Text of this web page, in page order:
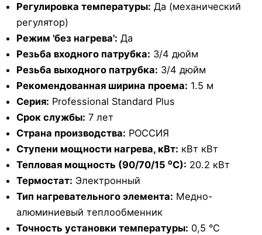
Регулировка температуры: Да (механический
регулятор)
Режим 'без нагрева': Да
Резьба входного патрубка: 3/4 дюйм
Резьба выходного патрубка: 3/4 дюйм
Рекомендованная ширина проема: 1.5 м
Серия: Professional Standard Plus
Срок службы: 7 лет
Страна производства: РОССИЯ
Ступени мощности нагрева, кВт: кВт кВт
Тепловая мощность (90/70/15 ⁰С): 20.2 кВт
Термостат: Электронный
Тип нагревательного элемента: Медно-
алюминиевый теплообменник
Точность установки температуры: 0,5 °С